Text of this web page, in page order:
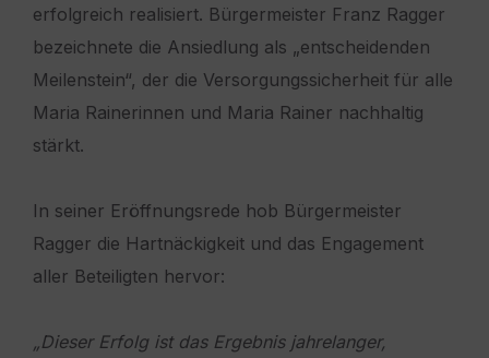
erfolgreich realisiert. Bürgermeister Franz Ragger
bezeichnete die Ansiedlung als „entscheidenden
Meilenstein“, der die Versorgungssicherheit für alle
Maria Rainerinnen und Maria Rainer nachhaltig
stärkt.
In seiner Eröffnungsrede hob Bürgermeister
Ragger die Hartnäckigkeit und das Engagement
aller Beteiligten hervor:
„Dieser Erfolg ist das Ergebnis jahrelanger,